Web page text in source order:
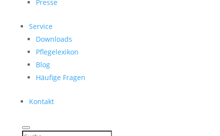
Presse
Service
Downloads
Pflegelexikon
Blog
Häufige Fragen
Kontakt